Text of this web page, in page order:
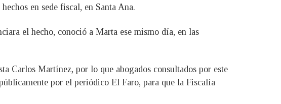
en sede fiscal, en Santa Ana.
el hecho, conoció a Marta ese mismo día, en las
Carlos Martínez, por lo que abogados consultados por este
por el periódico El Faro, para que la Fiscalía